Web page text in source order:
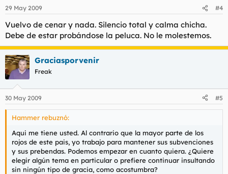
29 May 2009 #4
Vuelvo de cenar y nada. Silencio total y calma chicha.
Debe de estar probándose la peluca. No le molestemos.
Graciasporvenir
Freak
30 May 2009 #5
Hammer rebuznó:
Aqui me tiene usted. Al contrario que la mayor parte de los
rojos de este pais, yo trabajo para mantener sus subvenciones
y sus prebendas. Podemos empezar en cuanto quiera. ¿Quiere
elegir algún tema en particular o prefiere continuar insultando
sin ningún tipo de gracia, como acostumbra?